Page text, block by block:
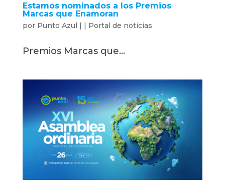
Estamos nominados a los Premios
Marcas que Enamoran
por Punto Azul | | Portal de noticias
Premios Marcas que...